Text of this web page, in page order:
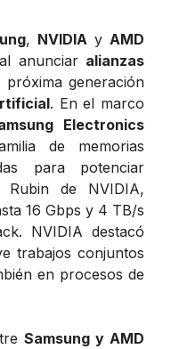
, NVIDIA y AMD
anunciar alianzas
generación
. En el marco
Electronics
de memorias
para potenciar
de NVIDIA,
16 Gbps y 4 TB/s
NVIDIA destacó
trabajos conjuntos
en procesos de
Samsung y AMD